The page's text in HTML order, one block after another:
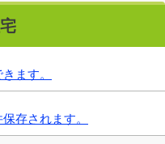
ます。
存されます。